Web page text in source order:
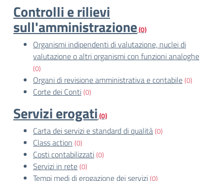
Controlli e rilievi
sull'amministrazione(0)
Organismi indipendenti di valutazione, nuclei di
valutazione o altri organismi con funzioni analoghe
(0)
Organi di revisione amministrativa e contabile(0)
Corte dei Conti(0)
Servizi erogati(0)
Carta dei servizi e standard di qualità(0)
Class action (0)
Costi contabilizzati(0)
Servizi in rete(0)
Tempi medi di erogazione dei servizi(0)